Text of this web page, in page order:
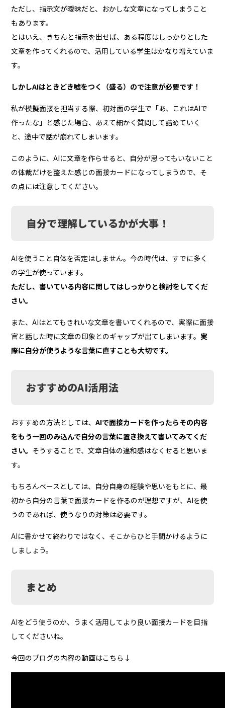
ただし、指示文が曖昧だと、おかしな文章になってしまうこと
もあります。
とはいえ、きちんと指示を出せば、ある程度はしっかりとした
文章を作ってくれるので、活用している学生はかなり増えていま
す。
しかしAIはときどき嘘をつく（盛る）ので注意が必要です！
私が模擬面接を担当する際、初対面の学生で「あ、これはAIで
作ったな」と感じた場合、あえて細かく質問して詰めていく
と、途中で話が崩れてしまいます。
このように、AIに文章を作らせると、自分が思ってもいないこと
の体裁だけを整えた感じの面接カードになってしまうので、そ
の点には注意してください。
自分で理解しているかが大事！
AIを使うこと自体を否定はしません。今の時代は、すでに多く
の学生が使っています。
ただし、書いている内容に関してはしっかりと検討をしてくだ
さい。
また、AIはとてもきれいな文章を書いてくれるので、実際に面接
官と話した時に文章の印象とのギャップが出てしまいます。実
際に自分が使うような言葉に直すことも大切です。
おすすめのAI活用法
おすすめの方法としては、AIで面接カードを作ったらその内容
をもう一回のみ込んで自分の言葉に置き換えて書いてみてくだ
さい。 そうすることで、文章自体の違和感はなくせると思いま
す。
もちろんベースとしては、自分自身の経験や思いをもとに、最
初から自分の言葉で面接カードを作るのが理想ですが、AIを使
うのであれば、使うなりの対策は必要です。
AIに書かせて終わりではなく、そこからひと手間かけるように
しましょう。
まとめ
AIをどう使うのか、うまく活用してより良い面接カードを目指
してくださいね。
今回のブログの内容の動画はこちら↓